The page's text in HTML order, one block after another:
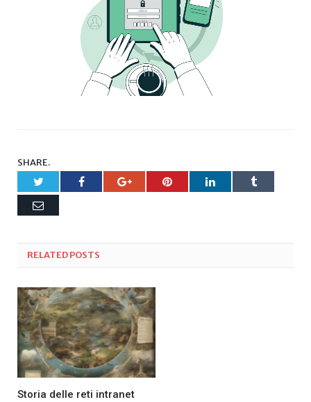
SHARE.
Twitter Facebook Google+Pinterest LinkedIn Tumblr
Email
RELATEDPOSTS
Storia delle reti intranet